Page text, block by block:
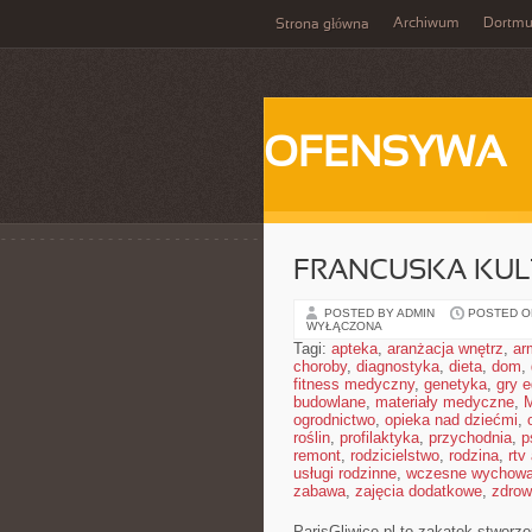
Strona główna Archiwum
OFENSYWA
FRANCUSKA
POSTED BY ADMIN POSTED
WYŁĄCZONA
Tagi: apteka, aranżacja wnętrz,
choroby, diagnostyka, dieta, dom,
fitness medyczny, genetyka, gry
budowlane, materiały medyczne,
ogrodnictwo, opieka nad dziećmi,
roślin, profilaktyka, przychodnia,
remont, rodzicielstwo, rodzina, rtv
usługi rodzinne, wczesne
zabawa, zajęcia dodatkowe,